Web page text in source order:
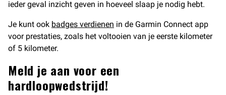
ieder geval inzicht geven in hoeveel slaap je nodig hebt.
Je kunt ook badges verdienen in de Garmin Connect app
voor prestaties, zoals het voltooien van je eerste kilometer
of 5 kilometer.
Meld je aan voor een
hardloopwedstrijd!